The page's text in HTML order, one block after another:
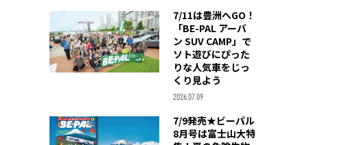
7/11は豊洲へGO！
「BE-PAL アーバ
ン SUV CAMP」で
ソト遊びにぴった
りな人気車をじっ
くり見よう
2026.07.09
7/9発売★ビーパル
8月号は富士山大特